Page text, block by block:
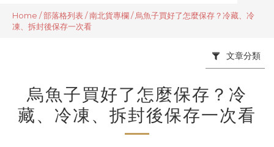
Home /部落格列表/南北貨專欄/烏魚子買好了怎麼保存？冷藏、冷
凍、拆封後保存一次看
文章分類
烏魚子買好了怎麼保存？冷
藏、冷凍、拆封後保存一次看